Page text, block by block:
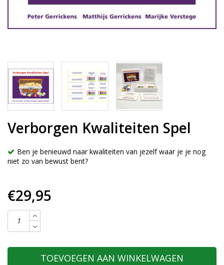
Verborgen Kwaliteiten Spel
Ben je benieuwd naar kwaliteiten van jezelf waar je je nog
niet zo van bewust bent?
€29,95
TOEVOEGEN AAN WINKELWAGEN